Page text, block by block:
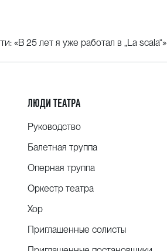
«В 25 лет я уже работал в „La scala“»
ЛЮДИ ТЕАТРА
Руководство
Балетная труппа
Оперная труппа
Оркестр театра
Хор
Приглашенные солисты